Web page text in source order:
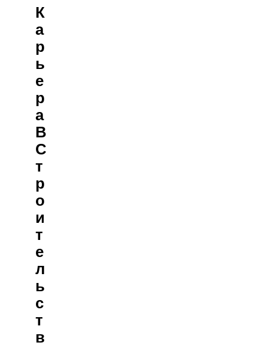
К
А
Р
Ь
Е
Р
А
В
С
Т
Р
О
И
Т
Е
Л
Ь
С
Т
В